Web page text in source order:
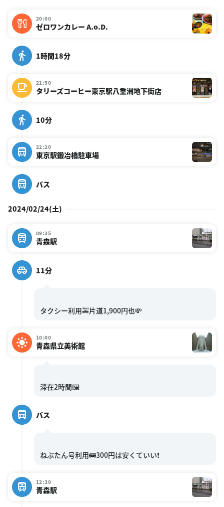
20:00
ゼロワンカレー A.o.D.
1時間18分
21:50
タリーズコーヒー東京駅八重洲地下街店
10分
22:20
東京駅鍛冶橋駐車場
バス
2024/02/24(土)
09:35
青森駅
11分
10:00
青森県立美術館
バス
12:30
青森駅